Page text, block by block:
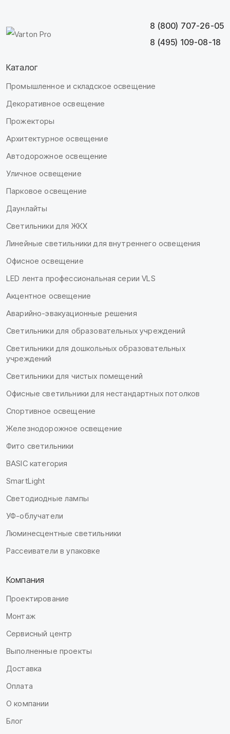
8 (800) 707-26-05
8 (495) 109-08-18
Каталог
Промышленное и складское освещение
Декоративное освещение
Прожекторы
Архитектурное освещение
Автодорожное освещение
Уличное освещение
Парковое освещение
Даунлайты
Светильники для ЖКХ
Линейные светильники для внутреннего освещения
Офисное освещение
LED лента профессиональная серии VLS
Акцентное освещение
Аварийно-эвакуационные решения
Светильники для образовательных учреждений
Светильники для дошкольных образовательных
учреждений
Светильники для чистых помещений
Офисные светильники для нестандартных потолков
Спортивное освещение
Железнодорожное освещение
Фито светильники
BASIC категория
SmartLight
Светодиодные лампы
УФ-облучатели
Люминесцентные светильники
Рассеиватели в упаковке
Компания
Проектирование
Монтаж
Сервисный центр
Выполненные проекты
Доставка
Оплата
О компании
Блог